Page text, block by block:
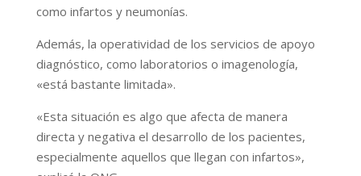
como infartos y neumonías.
Además, la operatividad de los servicios de apoyo
diagnóstico, como laboratorios o imagenología,
«está bastante limitada».
«Esta situación es algo que afecta de manera
directa y negativa el desarrollo de los pacientes,
especialmente aquellos que llegan con infartos»,